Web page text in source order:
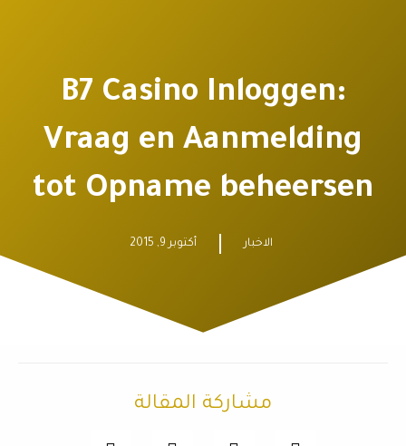
B7 Casino Inloggen:
Vraag en Aanmelding
tot Opname beheersen
الاخبار أكتوبر 9, 2015
مشاركة المقالة